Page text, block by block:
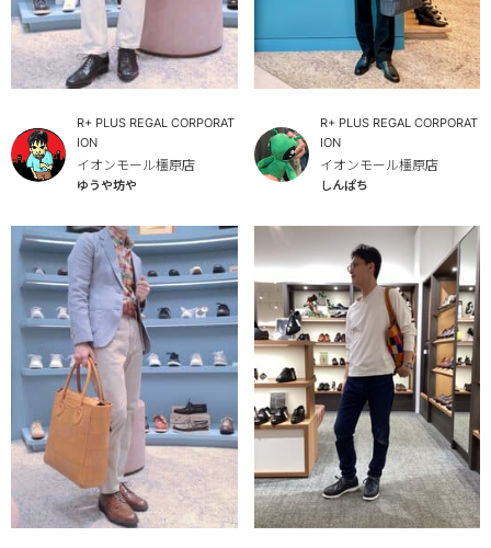
R+ PLUS REGAL CORPORAT
ION
イオンモール橿原店
ゆうや坊や
R+ PLUS REGAL CORPORAT
ION
イオンモール橿原店
しんぱち